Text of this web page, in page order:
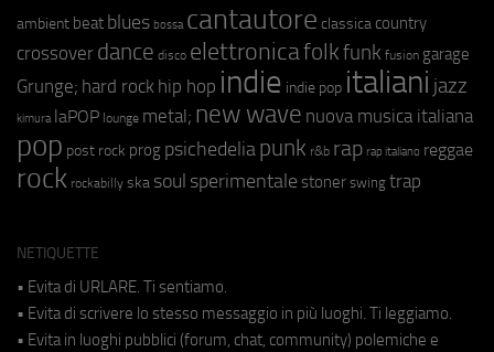
ambient beat blues bossa cantautore classica country
crossover dance disco elettronicafolkfunk fusion garage
Grunge; hard rock hip hop indie indie pop italiani jazz
kimura laPOP lounge metal; new wave nuova musica italiana
pop post rock prog psichedeliapunk r&b rap rap italiano reggae
rock rockabilly ska soul sperimentale stoner swing trap
NETIQUETTE
• Evita di URLARE. Ti sentiamo.
• Evita di scrivere lo stesso messaggio in più luoghi. Ti leggiamo.
• Evita in luoghi pubblici (forum, chat, community) polemiche e